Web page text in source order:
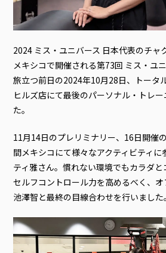
2024 ミス・ユニバース 日本代表のチャ
メキシコで開催される第73回 ミス・ユ
旅立つ前日の2024年10月28日、トータ
ヒルズ店にて最後のパーソナル・トレ
た。
11月14日のプレリミナリー、16日開催
間メキシコにて様々なアクティビティ
ティ雅さん。慣れない環境でもカラダ
セルフコントロール力を高めるべく、
池澤智と最終の目線合わせを行いました。